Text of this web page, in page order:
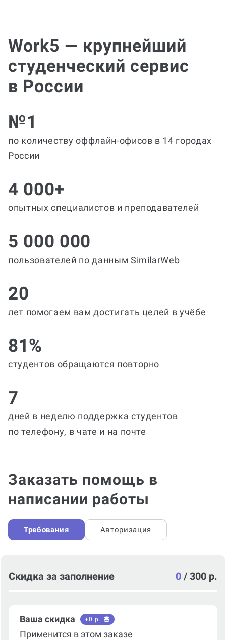
Work5 — крупнейший
студенческий сервис
в России
№1
по количеству оффлайн-офисов в 14 городах
России
4 000+
опытных специалистов и преподавателей
5 000 000
пользователей по данным SimilarWeb
20
лет помогаем вам достигать целей в учёбе
81%
студентов обращаются повторно
7
дней в неделю поддержка студентов
по телефону, в чате и на почте
Заказать помощь в
написании работы
Требования Авторизация
Скидка за заполнение 0 / 300 р.
Ваша скидка +0 р.
Применится в этом заказе